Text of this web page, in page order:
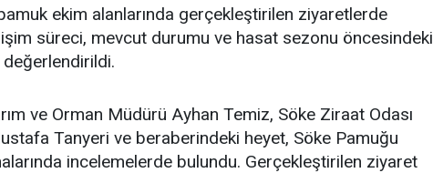
ekim alanlarında gerçekleştirilen ziyaretlerde
süreci, mevcut durumu ve hasat sezonu öncesindeki
değerlendirildi.
ve Orman Müdürü Ayhan Temiz, Söke Ziraat Odası
Tanyeri ve beraberindeki heyet, Söke Pamuğu
incelemelerde bulundu. Gerçekleştirilen ziyaret